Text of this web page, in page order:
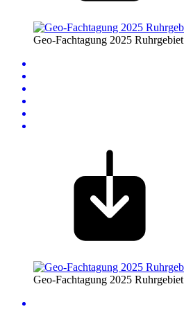
Geo-Fachtagung 2025 Ruhrgebiet
Geo-Fachtagung 2025 Ruhrgebiet